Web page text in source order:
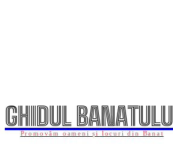
GHIDUL BANATULUI
Promovăm oameni și locuri din Banat